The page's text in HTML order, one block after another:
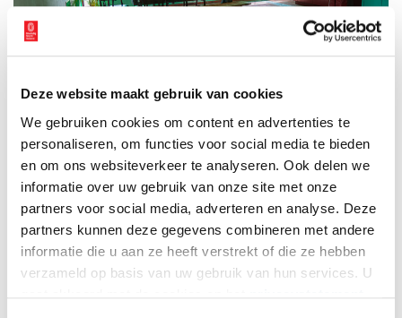
Deze website maakt gebruik van cookies
We gebruiken cookies om content en advertenties te
personaliseren, om functies voor social media te bieden
en om ons websiteverkeer te analyseren. Ook delen we
informatie over uw gebruik van onze site met onze
partners voor social media, adverteren en analyse. Deze
partners kunnen deze gegevens combineren met andere
informatie die u aan ze heeft verstrekt of die ze hebben
verzameld op basis van uw gebruik van hun services. U